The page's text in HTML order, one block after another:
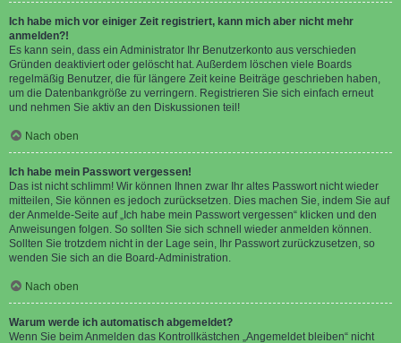
Ich habe mich vor einiger Zeit registriert, kann mich aber nicht mehr
anmelden?!
Es kann sein, dass ein Administrator Ihr Benutzerkonto aus verschieden
Gründen deaktiviert oder gelöscht hat. Außerdem löschen viele Boards
regelmäßig Benutzer, die für längere Zeit keine Beiträge geschrieben haben,
um die Datenbankgröße zu verringern. Registrieren Sie sich einfach erneut
und nehmen Sie aktiv an den Diskussionen teil!
Nach oben
Ich habe mein Passwort vergessen!
Das ist nicht schlimm! Wir können Ihnen zwar Ihr altes Passwort nicht wieder
mitteilen, Sie können es jedoch zurücksetzen. Dies machen Sie, indem Sie auf
der Anmelde-Seite auf „Ich habe mein Passwort vergessen“ klicken und den
Anweisungen folgen. So sollten Sie sich schnell wieder anmelden können.
Sollten Sie trotzdem nicht in der Lage sein, Ihr Passwort zurückzusetzen, so
wenden Sie sich an die Board-Administration.
Nach oben
Warum werde ich automatisch abgemeldet?
Wenn Sie beim Anmelden das Kontrollkästchen „Angemeldet bleiben“ nicht